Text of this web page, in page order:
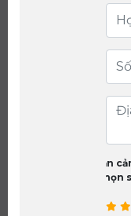
Bạn
(chọn